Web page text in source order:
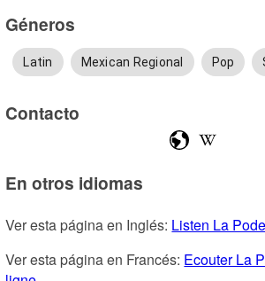
Géneros
Latin Mexican Regional Pop
Contacto
En otros idiomas
Ver esta página en Inglés: Listen La
Ver esta página en Francés: Ecouter La